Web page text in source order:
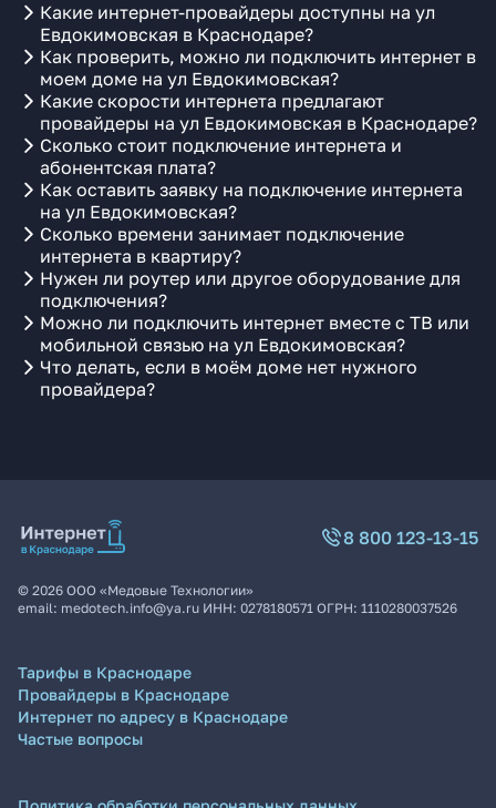
Какие интернет-провайдеры доступны на ул
Евдокимовская в Краснодаре?
Как проверить, можно ли подключить интернет в
моем доме на ул Евдокимовская?
Какие скорости интернета предлагают
провайдеры на ул Евдокимовская в Краснодаре?
Сколько стоит подключение интернета и
абонентская плата?
Как оставить заявку на подключение интернета
на ул Евдокимовская?
Сколько времени занимает подключение
интернета в квартиру?
Нужен ли роутер или другое оборудование для
подключения?
Можно ли подключить интернет вместе с ТВ или
мобильной связью на ул Евдокимовская?
Что делать, если в моём доме нет нужного
провайдера?
8 800 123-13-15
© 2026 ООО «Медовые Технологии»
email: medotech.info@ya.ru ИНН: 0278180571 ОГРН: 1110280037526
Тарифы в Краснодаре
Провайдеры в Краснодаре
Интернет по адресу в Краснодаре
Частые вопросы